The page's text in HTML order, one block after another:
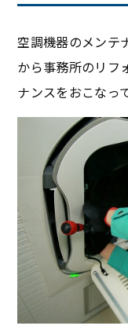
空調機器のメンテ
から事務所のリフ
ナンスをおこなっ